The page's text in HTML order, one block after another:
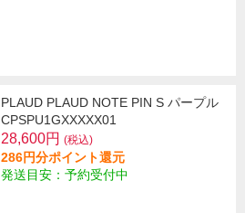
PLAUD PLAUD NOTE PIN S パープル
CPSPU1GXXXXX01
28,600円 (税込)
286円分ポイント還元
発送目安：予約受付中